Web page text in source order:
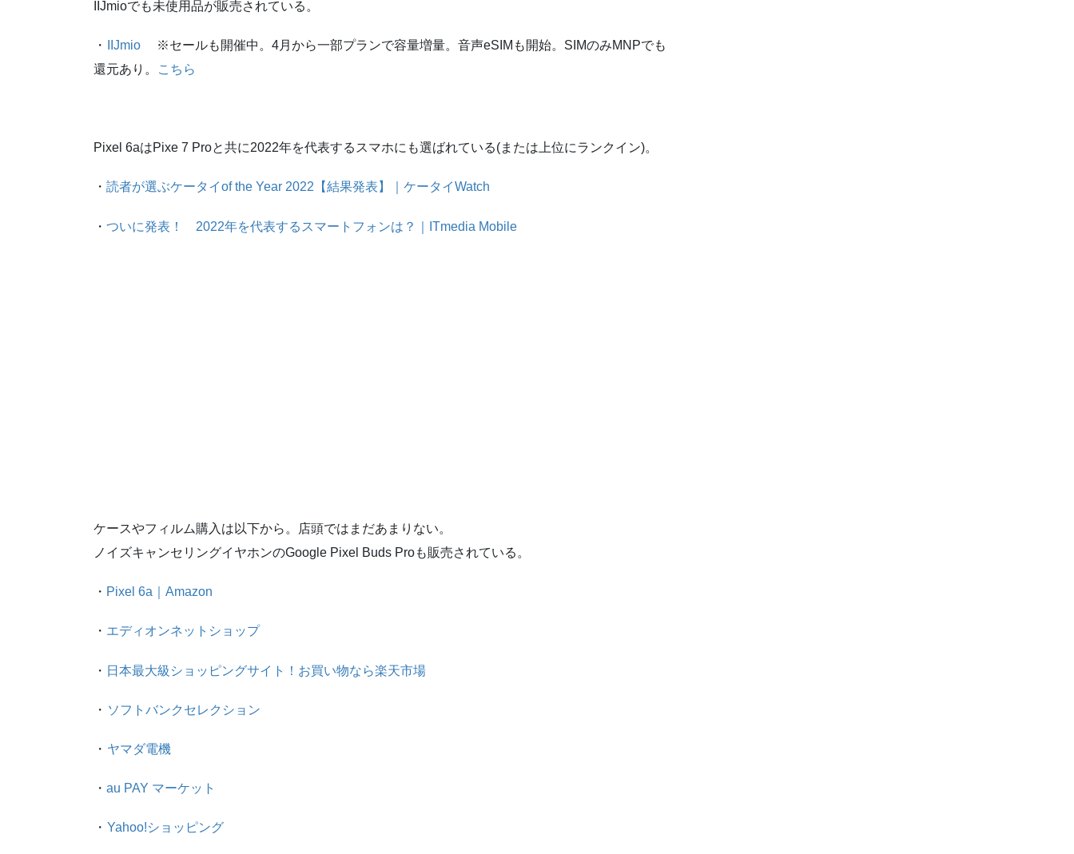
IIJmioでも未使用品が販売されている。
・ IIJmio ※セールも開催中。4月から一部プランで容量増量。音声eSIMも開始。SIMのみMNPでも
還元あり。
こちら
Pixel 6aはPixe 7 Proと共に2022年を代表するスマホにも選ばれている(または上位にランクイン)。
・ 読者が選ぶケータイof the Year 2022【結果発表】｜ケータイWatch
・ ついに発表！ 2022年を代表するスマートフォンは？｜ITmedia Mobile
ケースやフィルム購入は以下から。店頭ではまだあまりない。
ノイズキャンセリングイヤホンのGoogle Pixel Buds Proも販売されている。
・ Pixel 6a｜Amazon
・ エディオンネットショップ
・ 日本最大級ショッピングサイト！お買い物なら楽天市場
・ ソフトバンクセレクション
・ ヤマダ電機
・ au PAY マーケット
・ Yahoo!ショッピング